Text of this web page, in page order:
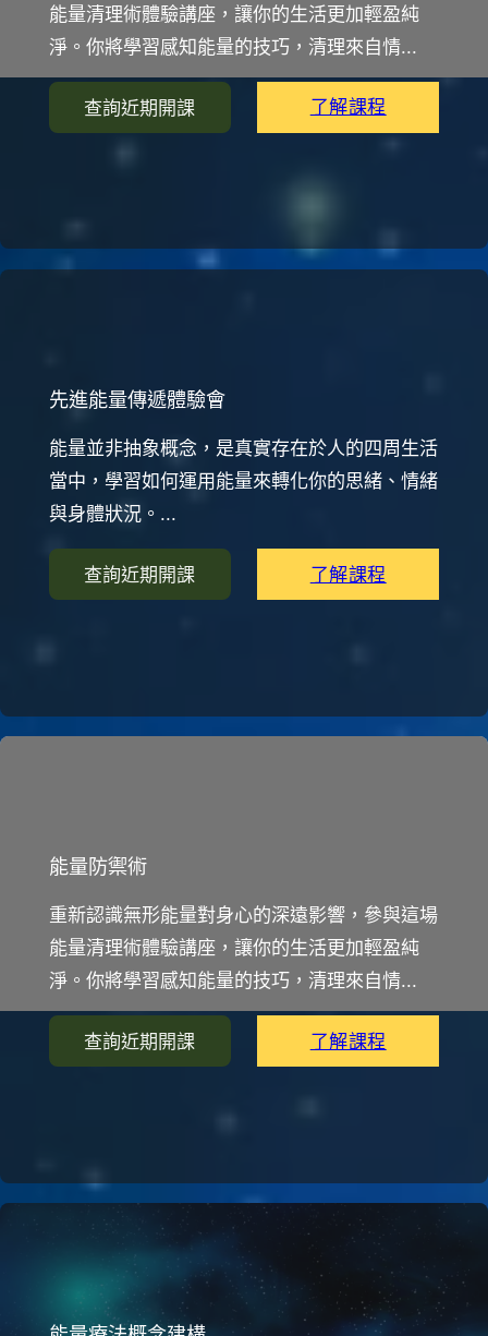
能量清理術體驗講座，讓你的生活更加輕盈純
淨。你將學習感知能量的技巧，清理來自情...
查詢近期開課 了解課程
先進能量傳遞體驗會
能量並非抽象概念，是真實存在於人的四周生活
當中，學習如何運用能量來轉化你的思緒、情緒
與身體狀況。...
查詢近期開課 了解課程
能量防禦術
重新認識無形能量對身心的深遠影響，參與這場
能量清理術體驗講座，讓你的生活更加輕盈純
淨。你將學習感知能量的技巧，清理來自情...
查詢近期開課 了解課程